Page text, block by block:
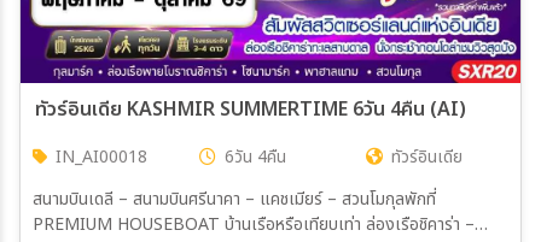
ทัวร์อินเดีย KASHMIR SUMMERTIME 6วัน 4คืน (AI)
IN_AI00018 6วัน 4คืน
ทัวร์อินเดีย
สนามบินเดลี – สนามบินศรีนาคา – แคชเมียร์ – สวนโมกุลพักที่
PREMIUM HOUSEBOAT บ้านเรือหรือเทียบเท่า ล่องเรือชิคาร่า –